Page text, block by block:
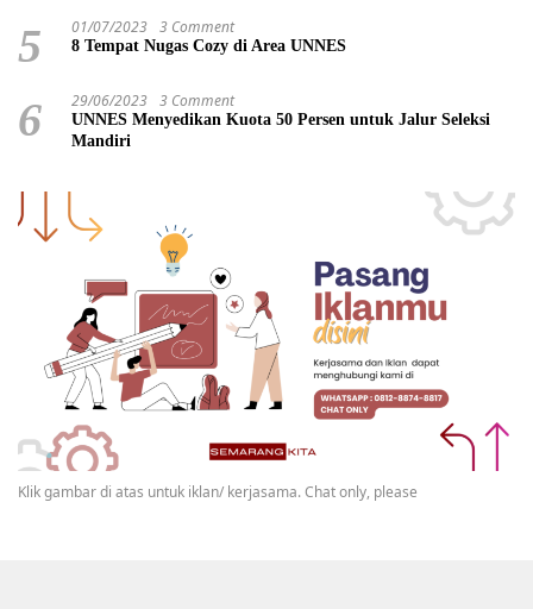
5 01/07/2023 3 Comment
8 Tempat Nugas Cozy di Area UNNES
6 29/06/2023 3 Comment
UNNES Menyedikan Kuota 50 Persen untuk Jalur Seleksi
Mandiri
Klik gambar di atas untuk iklan/ kerjasama. Chat only, please